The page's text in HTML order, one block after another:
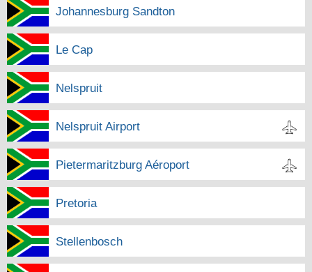
Johannesburg Sandton
Le Cap
Nelspruit
Nelspruit Airport
Pietermaritzburg Aéroport
Pretoria
Stellenbosch